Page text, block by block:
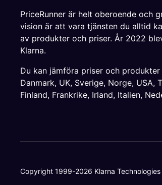
PriceRunner är helt oberoende och
vision är att vara tjänsten du alltid
av produkter och priser. År 2022
Klarna.
Du kan jämföra priser och produkter
Danmark, UK, Sverige, Norge, USA,
Finland, Frankrike, Irland, Italien,
Copyright 1999-2026 Klarna Technologies